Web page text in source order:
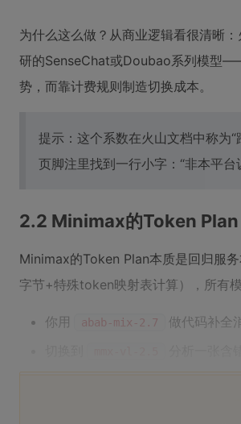
为什么这么做？从商业逻辑看很清晰
研的SenseChat或Doubao系列模型
势，而靠计费规则制造切换成本。
提示：这个系数在火山文档中称为
页脚注里找到一行小字：“非本平
2.2 Minimax的Token Plan
Minimax的Token Plan本质是回归服务
字节+特殊token映射表计算），所有
你用 abab-mix-2.7
做代码补全